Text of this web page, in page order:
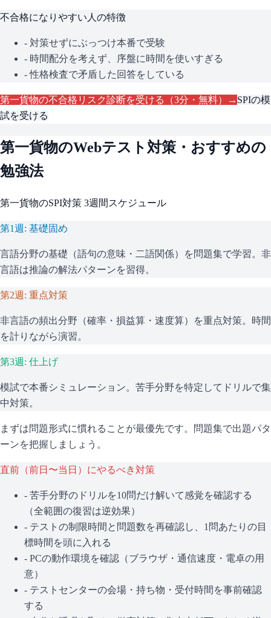
不合格になりやすい人の特徴
- 対策せずにぶっつけ本番で受験
- 時間配分を考えず、序盤に時間を使いすぎる
- 性格検査で矛盾した回答をしている
第一貨物の不合格リスク診断を受ける（3分・無料）→ SPIの模
試を受ける
第一貨物のWebテスト対策・おすすめの
勉強法
第一貨物のSPI対策 3週間スケジュール
第1週: 基礎固め
言語分野の基礎（語句の意味・二語関係）を問題集で学習。非
言語は推論の解法パターンを習得。
第2週: 重点対策
非言語の頻出分野（確率・損益算・速度算）を重点対策。時間
を計りながら演習。
第3週: 仕上げ
模試で本番シミュレーション。苦手分野を特定してドリルで集
中対策。
まずは問題形式に慣れることが最優先です。問題集で出題パタ
ーンを把握しましょう。
直前（前日〜当日）にやるべき対策
- 苦手分野のドリルを10問だけ解いて感覚を確認する
（全範囲の復習は逆効果）
- テストの制限時間と問題数を再確認し、1問あたりの目
標時間を頭に入れる
- PCの動作環境を確認（ブラウザ・通信速度・電卓の用
意）
- テストセンターの会場・持ち物・受付時間を事前確認
する